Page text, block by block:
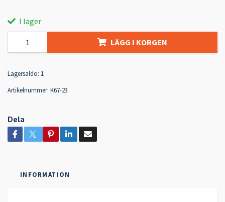
I lager
LÄGG I KORGEN
Lagersaldo: 1
Artikelnummer: K67-23
Dela
INFORMATION